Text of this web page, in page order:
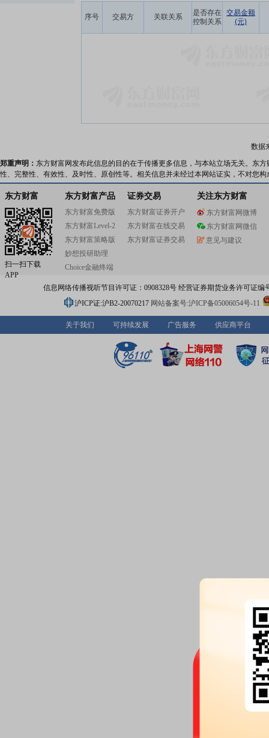
序号 交易方 关联关系
是否存在
控制关系
交易金额
(元)
数据
郑重声明： 东方财富网发布此信息的目的在于传播更多信息，与本站立场无关。东
性、完整性、有效性、及时性、原创性等。相关信息并未经过本网站证实，不对您
东方财富
扫一扫下载
APP
东方财富产品
东方财富免费版
东方财富Level-2
东方财富策略版
妙想投研助理
Choice金融终端
证券交易
东方财富证券开户
东方财富在线交易
东方财富证券交易
关注东方财富
东方财富网微博
东方财富网微信
意见与建议
信息网络传播视听节目许可证：0908328号 经营证券期货业务许可证编
沪ICP证:沪B2-20070217 网站备案号:沪ICP备05006054号-11
关于我们 可持续发展 广告服务 供应商平台